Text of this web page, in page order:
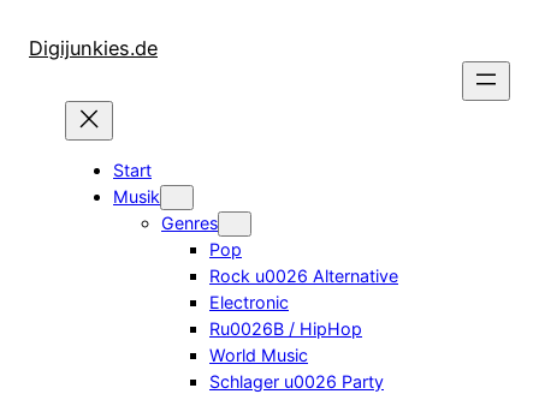
InhaltDigijunkies.de
Start
Musik
Genres
Pop
Rock u0026 Alternative
Electronic
Ru0026B / HipHop
World Music
Schlager u0026 Party